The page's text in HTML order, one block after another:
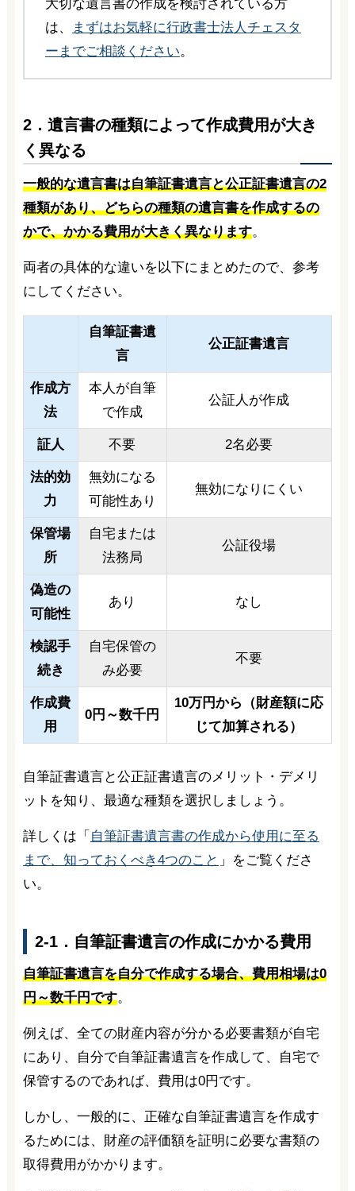
大切な遺言書の作成を検討されている方
は、
まずはお気軽に行政書士法人チェスタ
ーまでご相談ください。
2．遺言書の種類によって作成費用が大き
く異なる
一般的な遺言書は自筆証書遺言と公正証書遺言の2
種類があり、どちらの種類の遺言書を作成するの
かで、かかる費用が大きく異なります。
両者の具体的な違いを以下にまとめたので、参考
にしてください。
自筆証書遺
言
公正証書遺言
作成方
法
本人が自筆
で作成
公証人が作成
証人 不要 2名必要
法的効
力
無効になる
可能性あり
無効になりにくい
保管場
所
自宅または
法務局
公証役場
偽造の
可能性
あり なし
検認手
続き
自宅保管の
み必要
不要
作成費
用
0円～数千円
10万円から（財産額に応
じて加算される）
自筆証書遺言と公正証書遺言のメリット・デメリ
ットを知り、最適な種類を選択しましょう。
詳しくは「 自筆証書遺言書の作成から使用に至る
まで、知っておくべき4つのこと 」をご覧くださ
い。
2-1．自筆証書遺言の作成にかかる費用
自筆証書遺言を自分で作成する場合、費用相場は0
円～数千円です。
例えば、全ての財産内容が分かる必要書類が自宅
にあり、自分で自筆証書遺言を作成して、自宅で
保管するのであれば、費用は0円です。
しかし、一般的に、正確な自筆証書遺言を作成す
るためには、財産の評価額を証明に必要な書類の
取得費用がかかります。